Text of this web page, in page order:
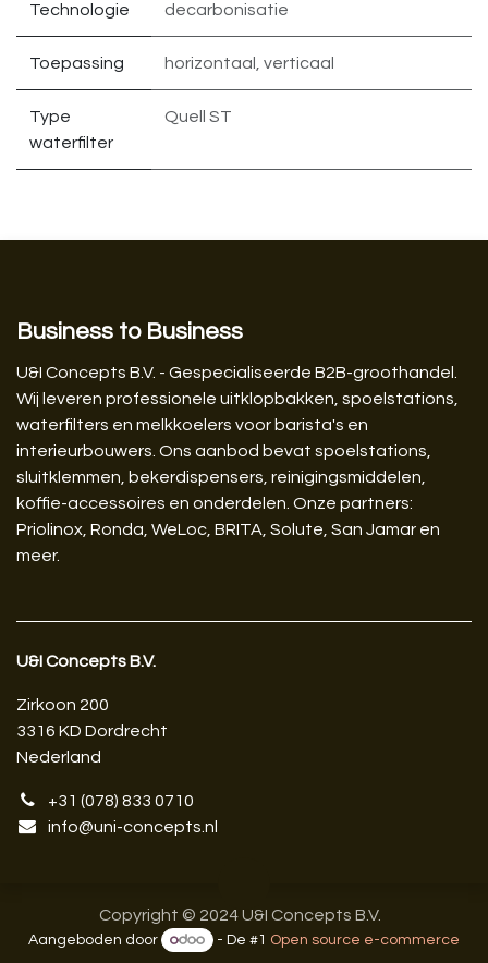
Technologie decarbonisatie
Toepassing horizontaal verticaal
Type
waterfilter
Quell ST
Business to Business
U&I Concepts B.V. - Gespecialiseerde B2B-groothandel.
Wij leveren professionele uitklopbakken, spoelstations,
waterfilters en melkkoelers voor barista's en
interieurbouwers. Ons aanbod bevat spoelstations,
sluitklemmen, bekerdispensers, reinigingsmiddelen,
koffie-accessoires en onderdelen. Onze partners:
Priolinox, Ronda, WeLoc, BRITA, Solute, San Jamar en
meer.
U&I Concepts B.V.​
Zirkoon 200
3316 KD Dordrecht
Nederland
+31 (078) 833 0710
info@uni-concepts.nl
Copyright © 2024 U&I Concepts B.V.
Aangeboden door - De #1 Open source e-commerce